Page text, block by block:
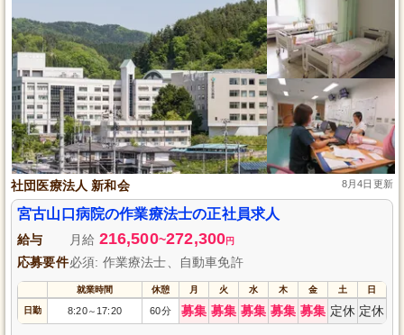
社団医療法人 新和会 8月4日更新
宮古山口病院の作業療法士の正社員求人
給与 月給 216,500~272,300円
応募要件必須: 作業療法士、自動車免許
就業時間 休憩 月 火 水 木 金 土 日
日勤 8:20～ 17:20 60分 募集 募集 募集 募集 募集 定休 定休